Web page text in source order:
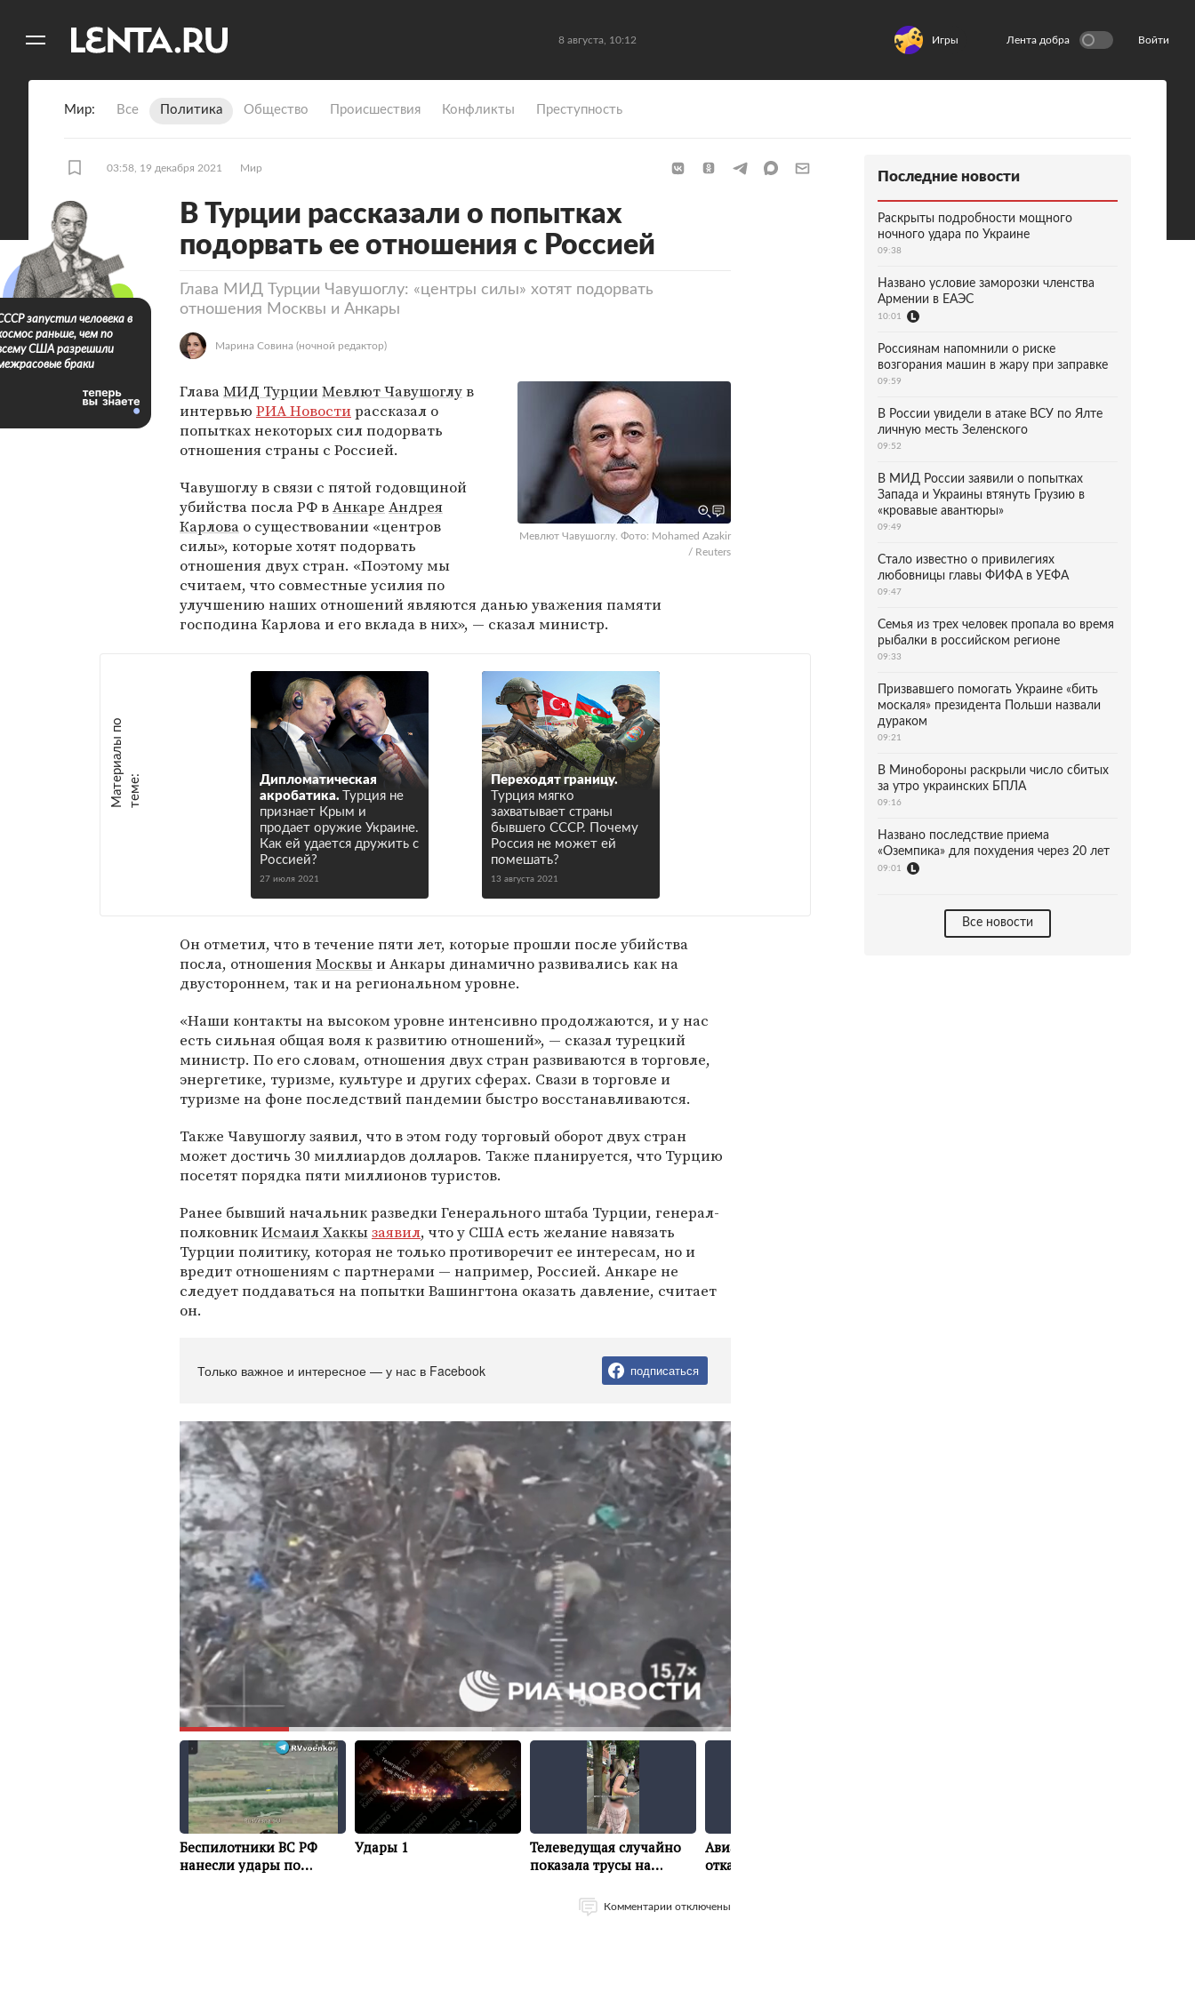
8 августа, 10:12 Игры Лента добра Войти
Мир Все Политика Общество Происшествия Конфликты Преступность
03:58, 19 декабря 2021 Мир
В Турции рассказали о попытках
подорвать ее отношения с Россией
Глава МИД Турции Чавушоглу: «центры силы» хотят подорвать
отношения Москвы и Анкары
Марина Совина (ночной редактор)
Мевлют Чавушоглу. Фото: Mohamed Azakir
/ Reuters
ГлаваМИД ТурцииМевлют Чавушоглув
интервью РИА Новостирассказал о
попытках некоторых сил подорвать
отношения страны с Россией.
Чавушоглу в связи с пятой годовщиной
убийства посла РФ вАнкаре Андрея
Карлова о существовании «центров
силы», которые хотят подорвать
отношения двух стран. «Поэтому мы
считаем, что совместные усилия по
улучшению наших отношений являются данью уважения памяти
господина Карлова и его вклада в них», — сказал министр.
М
а
т е
р
и
а
л
ы
п
о
т
е
м
е :
Дипломатическая
акробатика.
Турция не
признает Крым и
продает оружие Украине.
Как ей удается дружить с
Россией?
27 июля 2021
Переходят границу.
Турция мягко
захватывает страны
бывшего СССР. Почему
Россия не может ей
помешать?
13 августа 2021
Он отметил, что в течение пяти лет, которые прошли после убийства
посла, отношенияМосквыи Анкары динамично развивались как на
двустороннем, так и на региональном уровне.
«Наши контакты на высоком уровне интенсивно продолжаются, и у нас
есть сильная общая воля к развитию отношений», — сказал турецкий
министр. По его словам, отношения двух стран развиваются в торговле,
энергетике, туризме, культуре и других сферах. Свази в торговле и
туризме на фоне последствий пандемии быстро восстанавливаются.
Также Чавушоглу заявил, что в этом году торговый оборот двух стран
может достичь 30 миллиардов долларов. Также планируется, что Турцию
посетят порядка пяти миллионов туристов.
Ранее бывший начальник разведки Генерального штаба Турции, генерал-
полковникИсмаил Хаккызаявил, что у США есть желание навязать
Турции политику, которая не только противоречит ее интересам, но и
вредит отношениям с партнерами — например, Россией. Анкаре не
следует поддаваться на попытки Вашингтона оказать давление, считает
он.
Только важное и интересное — у нас в Facebook подписаться
Комментарии отключены
запустил человека в
раньше, чем по
США разрешили
браки
Последние новости
Раскрыты подробности мощного
ночного удара по Украине
09:38
Названо условие заморозки членства
Армении в ЕАЭС
10:01
Россиянам напомнили о риске
возгорания машин в жару при заправке
09:59
В России увидели в атаке ВСУ по Ялте
личную месть Зеленского
09:52
В МИД России заявили о попытках
Запада и Украины втянуть Грузию в
«кровавые авантюры»
09:49
Стало известно о привилегиях
любовницы главы ФИФА в УЕФА
09:47
Семья из трех человек пропала во время
рыбалки в российском регионе
09:33
Призвавшего помогать Украине «бить
москаля» президента Польши назвали
дураком
09:21
В Минобороны раскрыли число сбитых
за утро украинских БПЛА
09:16
Названо последствие приема
«Оземпика» для похудения через 20 лет
09:01
Все новости